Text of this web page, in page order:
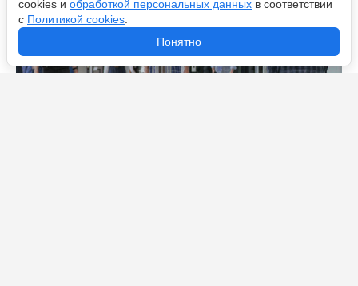
cookies и обработкой персональных данных в соответствии
с Политикой cookies
Понятно